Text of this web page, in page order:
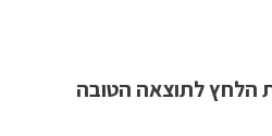
הלחץ לתוצאה הטובה